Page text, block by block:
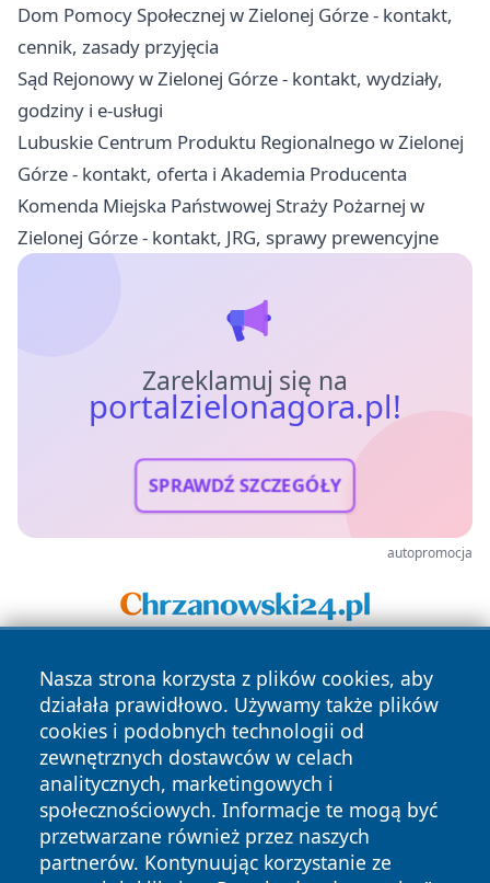
Dom Pomocy Społecznej w Zielonej Górze - kontakt,
cennik, zasady przyjęcia
Sąd Rejonowy w Zielonej Górze - kontakt, wydziały,
godziny i e-usługi
Lubuskie Centrum Produktu Regionalnego w Zielonej
Górze - kontakt, oferta i Akademia Producenta
Komenda Miejska Państwowej Straży Pożarnej w
Zielonej Górze - kontakt, JRG, sprawy prewencyjne
Zareklamuj się na
portalzielonagora.pl!
SPRAWDŹ SZCZEGÓŁY
autopromocja
Nasza strona korzysta z plików cookies, aby
działała prawidłowo. Używamy także plików
cookies i podobnych technologii od
zewnętrznych dostawców w celach
analitycznych, marketingowych i
społecznościowych. Informacje te mogą być
przetwarzane również przez naszych
partnerów. Kontynuując korzystanie ze
Copyright © 2026 portalzielonagora.pl Wszystkie prawa
zastrzeżone.